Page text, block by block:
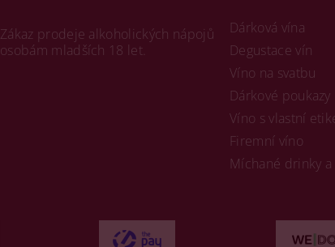
Zákaz prodeje alkoholických nápojů
osobám mladších 18 let.
Dárková vína
Degustace vín
Víno na svatbu
Dárkové poukazy
Víno s vlastní
Firemní víno
Míchané drinky